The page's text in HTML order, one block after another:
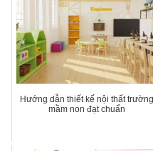
Hướng dẫn thiết kế nội thất trường
mầm non đạt chuẩn